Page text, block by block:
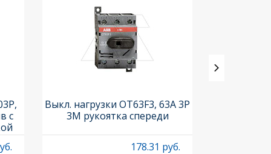
с
Выкл. нагрузки OT63F3, 63A 3P
3M рукоятка спереди
178.31 руб.